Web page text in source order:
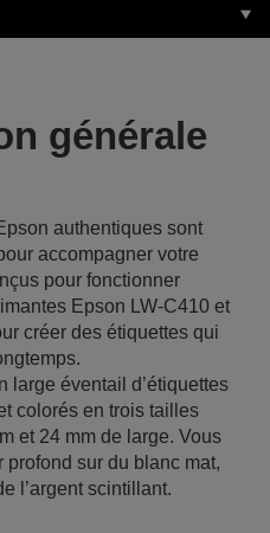
générale
authentiques sont
accompagner votre
pour fonctionner
Epson LW-C410 et
créer des étiquettes qui
large éventail d’étiquettes
colorés en trois tailles
et 24 mm de large. Vous
sur du blanc mat,
l’argent scintillant.